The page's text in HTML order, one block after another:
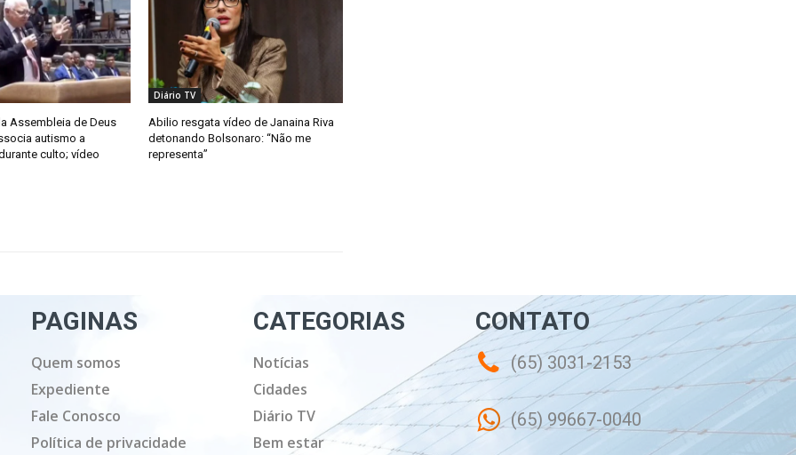
Assembleia de Deus
autismo a
culto; vídeo
Diário TV
Abilio resgata vídeo de Janaina Riva
detonando Bolsonaro: “Não me
representa”
PAGINAS
Quem somos
Expediente
Fale Conosco
Política de privacidade
CATEGORIAS
Notícias
Cidades
Diário TV
Bem estar
CONTATO
(65) 3031-2153
(65) 99667-0040